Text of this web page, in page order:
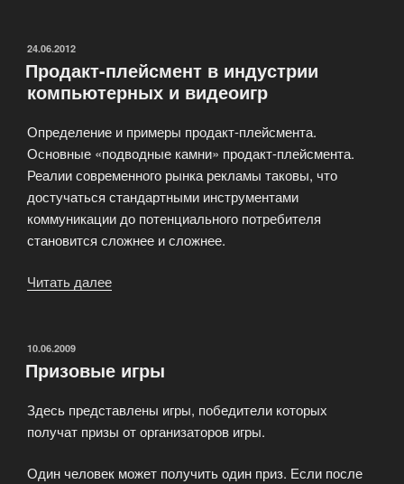
Теория
и
ОПУБЛИКОВАНО
24.06.2012
Продакт-плейсмент в индустрии
компьютерных и видеоигр
Определение и примеры продакт-плейсмента.
Основные «подводные камни» продакт-плейсмента.
Реалии современного рынка рекламы таковы, что
достучаться стандартными инструментами
коммуникации до потенциального потребителя
становится сложнее и сложнее.
Читать далее
компьютерных
видеоигр»
ОПУБЛИКОВАНО
10.06.2009
Призовые игры
Здесь представлены игры, победители которых
получат призы от организаторов игры.
Один человек может получить один приз. Если после